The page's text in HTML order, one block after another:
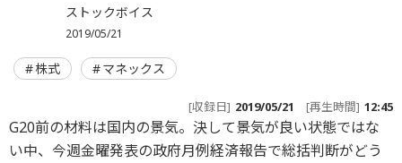
ストックボイス
2019/05/21
株式 マネックス
[収録日] 2019/05/21 [再生時間] 12:45
G20前の材料は国内の景気。決して景気が良い状態ではな
い中、今週金曜発表の政府月例経済報告で総括判断がどう